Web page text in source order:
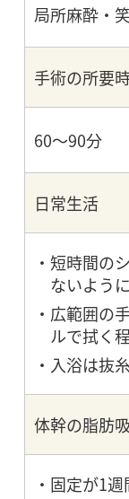
局所麻酔・
手術の所要
60～90分
日常生活
短時間の
ないよう
広範囲の
ルで拭く
入浴は抜
体幹の脂肪
固定が1週